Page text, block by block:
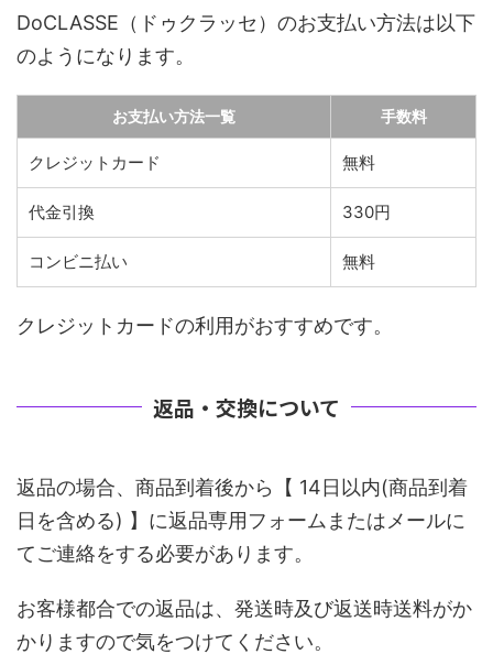
DoCLASSE（ドゥクラッセ）のお支払い方法は以下
のようになります。
お支払い方法一覧 手数料
クレジットカード 無料
代金引換 330円
コンビニ払い 無料
クレジットカードの利用がおすすめです。
返品・交換について
返品の場合、商品到着後から【 14日以内(商品到着
日を含める) 】に返品専用フォームまたはメールに
てご連絡をする必要があります。
お客様都合での返品は、発送時及び返送時送料がか
かりますので気をつけてください。